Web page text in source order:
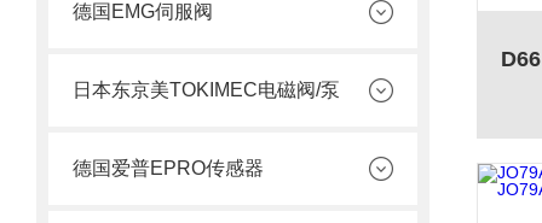
德国EMG伺服阀
日本东京美TOKIMEC电磁阀/泵
德国爱普EPRO传感器